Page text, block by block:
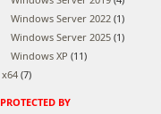
Windows Server 2022 (1)
Windows Server 2025 (1)
Windows XP (11)
x64 (7)
PROTECTED BY